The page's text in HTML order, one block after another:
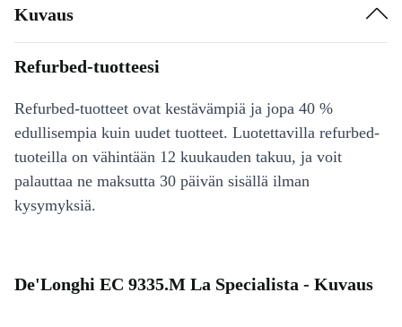
Kuvaus
Refurbed-tuotteesi
Refurbed-tuotteet ovat kestävämpiä ja jopa 40 %
edullisempia kuin uudet tuotteet. Luotettavilla refurbed-
tuoteilla on vähintään 12 kuukauden takuu, ja voit
palauttaa ne maksutta 30 päivän sisällä ilman
kysymyksiä.
De'Longhi EC 9335.M La Specialista - Kuvaus